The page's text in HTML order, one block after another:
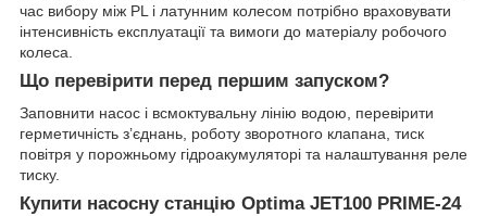
час вибору між PL і латунним колесом потрібно враховувати
інтенсивність експлуатації та вимоги до матеріалу робочого
колеса.
Що перевірити перед першим запуском?
Заповнити насос і всмоктувальну лінію водою, перевірити
герметичність з’єднань, роботу зворотного клапана, тиск
повітря у порожньому гідроакумуляторі та налаштування реле
тиску.
Купити насосну станцію Optima JET100 PRIME-24